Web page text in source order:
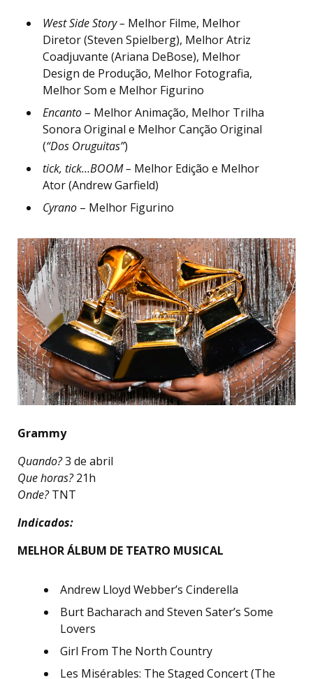
West Side Story – Melhor Filme, Melhor
Diretor (Steven Spielberg), Melhor Atriz
Coadjuvante (Ariana DeBose), Melhor
Design de Produção, Melhor Fotografia,
Melhor Som e Melhor Figurino
Encanto – Melhor Animação, Melhor Trilha
Sonora Original e Melhor Canção Original
(“Dos Oruguitas”)
tick, tick…BOOM – Melhor Edição e Melhor
Ator (Andrew Garfield)
Cyrano – Melhor Figurino
Grammy
Quando?3 de abril
Que horas?21h
Onde?TNT
Indicados:
MELHOR ÁLBUM DE TEATRO MUSICAL
Andrew Lloyd Webber’s Cinderella
Burt Bacharach and Steven Sater’s Some
Lovers
Girl From The North Country
Les Misérables: The Staged Concert (The